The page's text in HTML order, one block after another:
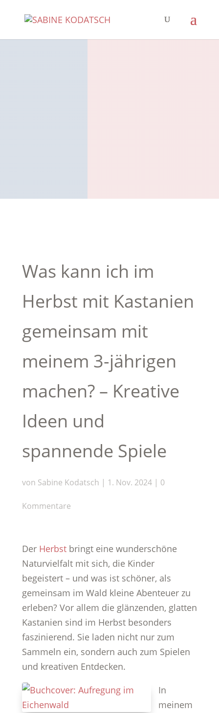
Was kann ich im
Herbst mit Kastanien
gemeinsam mit
meinem 3-jährigen
machen? – Kreative
Ideen und
spannende Spiele
von Sabine Kodatsch | 1. Nov. 2024| 0
Kommentare
Der Herbstbringt eine wunderschöne
Naturvielfalt mit sich, die Kinder
begeistert – und was ist schöner, als
gemeinsam im Wald kleine Abenteuer zu
erleben? Vor allem die glänzenden, glatten
Kastanien sind im Herbst besonders
faszinierend. Sie laden nicht nur zum
Sammeln ein, sondern auch zum Spielen
und kreativen Entdecken.
In
meinem